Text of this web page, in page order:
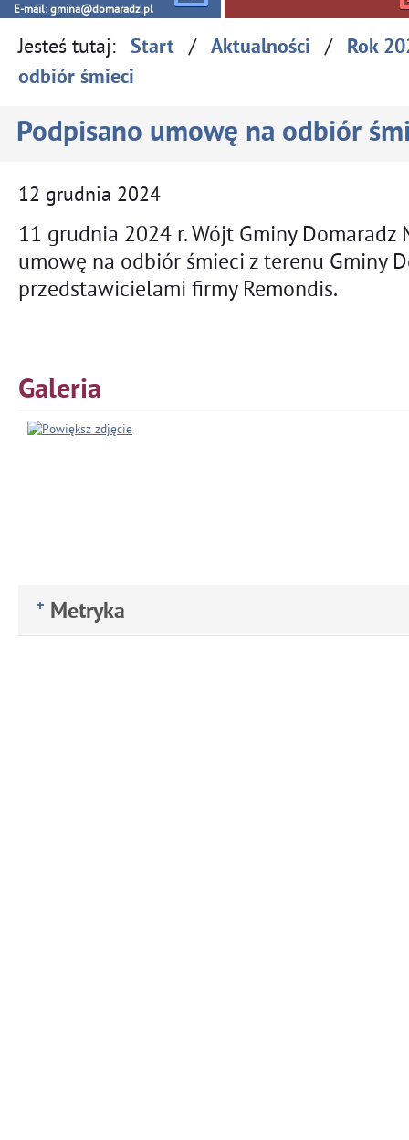
E-mail: gmina@domaradz.pl
Jesteś tutaj: Start / Aktualności / Rok
odbiór śmieci
Podpisano umowę na odbiór
12 grudnia 2024
11 grudnia 2024 r. Wójt Gminy Domaradz
umowę na odbiór śmieci z terenu Gminy
przedstawicielami firmy Remondis.
Galeria
Metryka